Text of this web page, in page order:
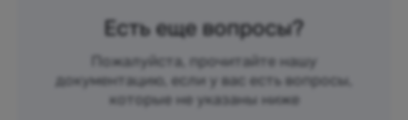
Есть еще вопросы?
Пожалуйста, прочитайте нашу
документацию, если у вас есть вопросы,
которые не указаны ниже